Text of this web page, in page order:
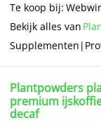
Te koop bij:
Bekijk alles van
Supplementen |
Plantpowders
premium
decaf